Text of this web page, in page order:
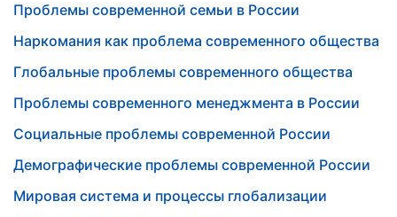
Проблемы современной семьи в России
Наркомания как проблема современного общества
Глобальные проблемы современного общества
Проблемы современного менеджмента в России
Социальные проблемы современной России
Демографические проблемы современной России
Мировая система и процессы глобализации